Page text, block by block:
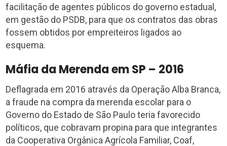
facilitação de agentes públicos do governo estadual,
em gestão do PSDB, para que os contratos das obras
fossem obtidos por empreiteiros ligados ao
esquema.
Máfia da Merenda em SP – 2016
Deflagrada em 2016 através da Operação Alba Branca,
a fraude na compra da merenda escolar para o
Governo do Estado de São Paulo teria favorecido
políticos, que cobravam propina para que integrantes
da Cooperativa Orgânica Agrícola Familiar, Coaf,